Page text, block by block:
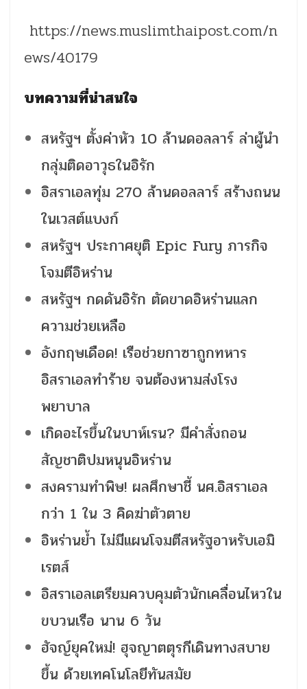
https://news.muslimthaipost.com/n
ews/40179
บทความที่น่าสนใจ
สหรัฐฯ ตั้งค่าหัว 10 ล้านดอลลาร์ ล่าผู้นำ
กลุ่มติดอาวุธในอิรัก
อิสราเอลทุ่ม 270 ล้านดอลลาร์ สร้างถนน
ในเวสต์แบงก์
สหรัฐฯ ประกาศยุติ Epic Fury ภารกิจ
โจมตีอิหร่าน
สหรัฐฯ กดดันอิรัก ตัดขาดอิหร่านแลก
ความช่วยเหลือ
อังกฤษเดือด! เรือช่วยกาซาถูกทหาร
อิสราเอลทำร้าย จนต้องหามส่งโรง
พยาบาล
เกิดอะไรขึ้นในบาห์เรน? มีคำสั่งถอน
สัญชาติปมหนุนอิหร่าน
สงครามทำพิษ! ผลศึกษาชี้ นศ.อิสราเอล
กว่า 1 ใน 3 คิดฆ่าตัวตาย
อิหร่านย้ำ ไม่มีแผนโจมตีสหรัฐอาหรับเอมิ
เรตส์
อิสราเอลเตรียมควบคุมตัวนักเคลื่อนไหวใน
ขบวนเรือ นาน 6 วัน
ฮัจญ์ยุคใหม่! ฮุจญาตตุรกีเดินทางสบาย
ขึ้น ด้วยเทคโนโลยีทันสมัย